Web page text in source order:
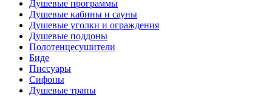
Душевые программы
Душевые кабины и сауны
Душевые уголки и ограждения
Душевые поддоны
Полотенцесушители
Биде
Писсуары
Сифоны
Душевые трапы